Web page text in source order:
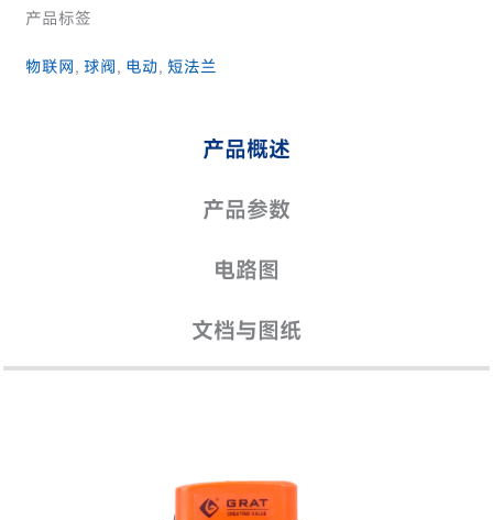
产品标签
物联网, 球阀, 电动, 短法兰
产品概述
产品参数
电路图
文档与图纸